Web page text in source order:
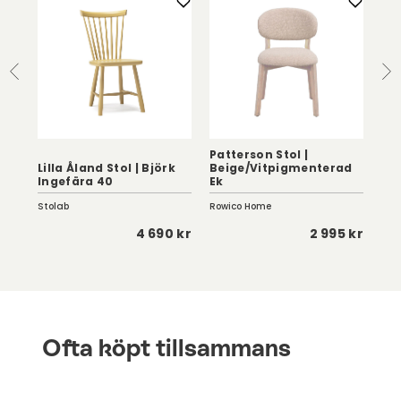
Åland pinnstolar i massiv ek och björk köpta efter 12 juni 2024.
En bra start för vad vi hoppas ska bli en livslång relation.
Lilla Åland Stol | Björk
Ingefära 40
Stolab
4 690 kr
Patterson Stol |
Beige/Vitpigmenterad
Ek
Rowico Home
2 995 kr
Ofta köpt tillsammans